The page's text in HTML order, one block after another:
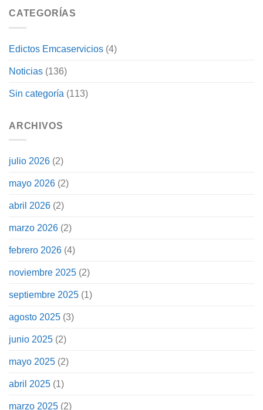
CATEGORÍAS
Edictos Emcaservicios (4)
Noticias (136)
Sin categoría (113)
ARCHIVOS
julio 2026 (2)
mayo 2026 (2)
abril 2026 (2)
marzo 2026 (2)
febrero 2026 (4)
noviembre 2025 (2)
septiembre 2025 (1)
agosto 2025 (3)
junio 2025 (2)
mayo 2025 (2)
abril 2025 (1)
marzo 2025 (2)